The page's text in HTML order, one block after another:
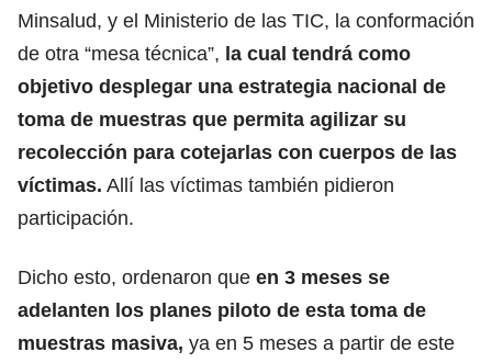
Minsalud, y el Ministerio de las TIC, la conformación
de otra “mesa técnica”, la cual tendrá como
objetivo desplegar una estrategia nacional de
toma de muestras que permita agilizar su
recolección para cotejarlas con cuerpos de las
víctimas. Allí las víctimas también pidieron
participación.
Dicho esto, ordenaron que en 3 meses se
adelanten los planes piloto de esta toma de
muestras masiva, ya en 5 meses a partir de este